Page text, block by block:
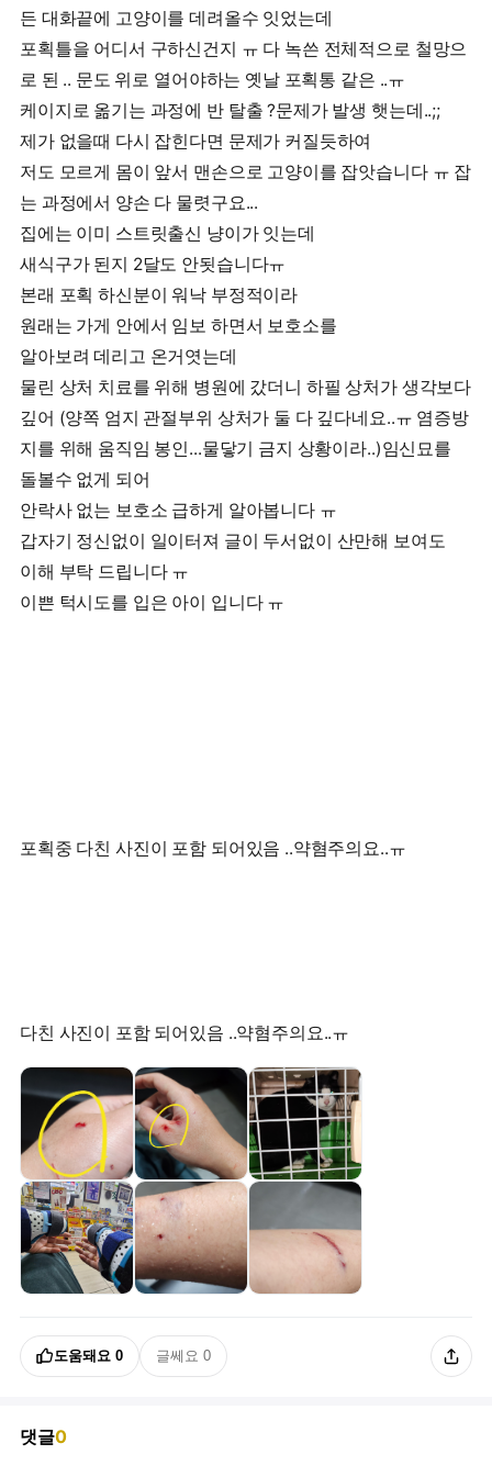
든 대화끝에 고양이를 데려올수 잇었는데
포획틀을 어디서 구하신건지 ㅠ 다 녹쓴 전체적으로 철망으
로 된 .. 문도 위로 열어야하는 옛날 포획통 같은 ..ㅠ
케이지로 옮기는 과정에 반 탈출 ?문제가 발생 햇는데..;;
제가 없을때 다시 잡힌다면 문제가 커질듯하여
저도 모르게 몸이 앞서 맨손으로 고양이를 잡앗습니다 ㅠ 잡
는 과정에서 양손 다 물렷구요...
집에는 이미 스트릿출신 냥이가 잇는데
새식구가 된지 2달도 안됫습니다ㅠ
본래 포획 하신분이 워낙 부정적이라
원래는 가게 안에서 임보 하면서 보호소를
알아보려 데리고 온거엿는데
물린 상처 치료를 위해 병원에 갔더니 하필 상처가 생각보다
깊어 (양쪽 엄지 관절부위 상처가 둘 다 깊다네요..ㅠ 염증방
지를 위해 움직임 봉인...물닿기 금지 상황이라..)임신묘를
돌볼수 없게 되어
안락사 없는 보호소 급하게 알아봅니다 ㅠ
갑자기 정신없이 일이터져 글이 두서없이 산만해 보여도
이해 부탁 드립니다 ㅠ
이쁜 턱시도를 입은 아이 입니다 ㅠ
포획중 다친 사진이 포함 되어있음 ..약혐주의요..ㅠ
도움돼요 0 글쎄요 0
댓글0